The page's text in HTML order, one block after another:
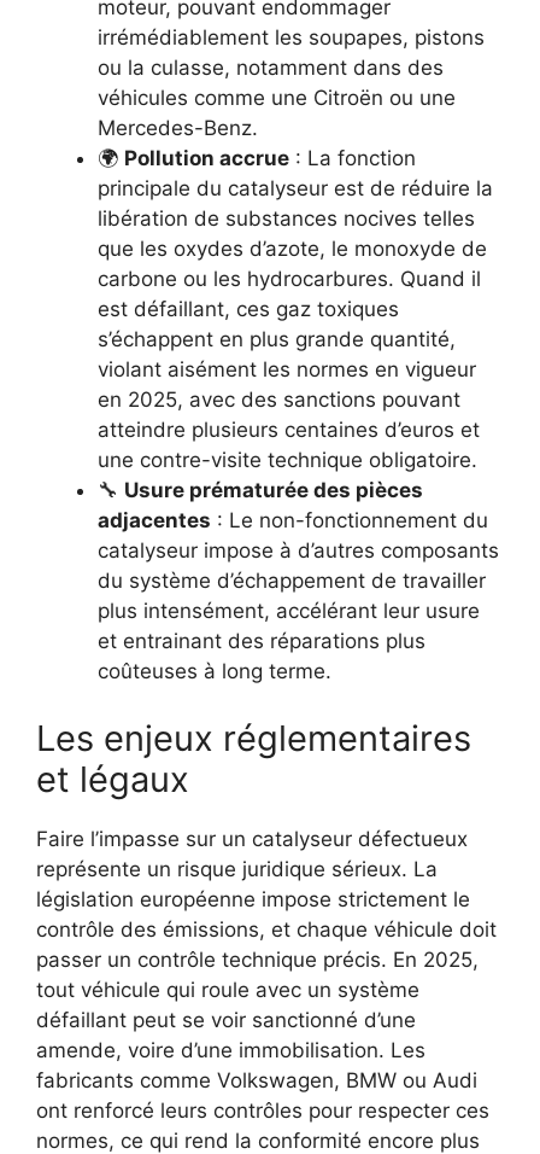
moteur, pouvant endommager
irrémédiablement les soupapes, pistons
ou la culasse, notamment dans des
véhicules comme une Citroën ou une
Mercedes-Benz.
🌍 Pollution accrue : La fonction
principale du catalyseur est de réduire la
libération de substances nocives telles
que les oxydes d’azote, le monoxyde de
carbone ou les hydrocarbures. Quand il
est défaillant, ces gaz toxiques
s’échappent en plus grande quantité,
violant aisément les normes en vigueur
en 2025, avec des sanctions pouvant
atteindre plusieurs centaines d’euros et
une contre-visite technique obligatoire.
🔧 Usure prématurée des pièces
adjacentes : Le non-fonctionnement du
catalyseur impose à d’autres composants
du système d’échappement de travailler
plus intensément, accélérant leur usure
et entrainant des réparations plus
coûteuses à long terme.
Les enjeux réglementaires
et légaux
Faire l’impasse sur un catalyseur défectueux
représente un risque juridique sérieux. La
législation européenne impose strictement le
contrôle des émissions, et chaque véhicule doit
passer un contrôle technique précis. En 2025,
tout véhicule qui roule avec un système
défaillant peut se voir sanctionné d’une
amende, voire d’une immobilisation. Les
fabricants comme Volkswagen, BMW ou Audi
ont renforcé leurs contrôles pour respecter ces
normes, ce qui rend la conformité encore plus